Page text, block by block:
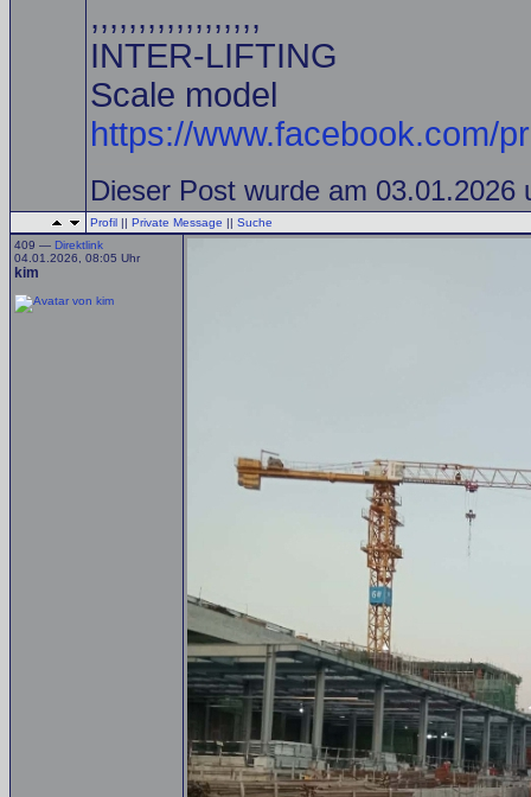
,,,,,,,,,,,,,,,,,,
INTER-LIFTING
Scale model
https://www.facebook.com/
Dieser Post wurde am
Profil || Private Message || Suche
409 — Direktlink
04.01.2026, 08:05 Uhr
kim